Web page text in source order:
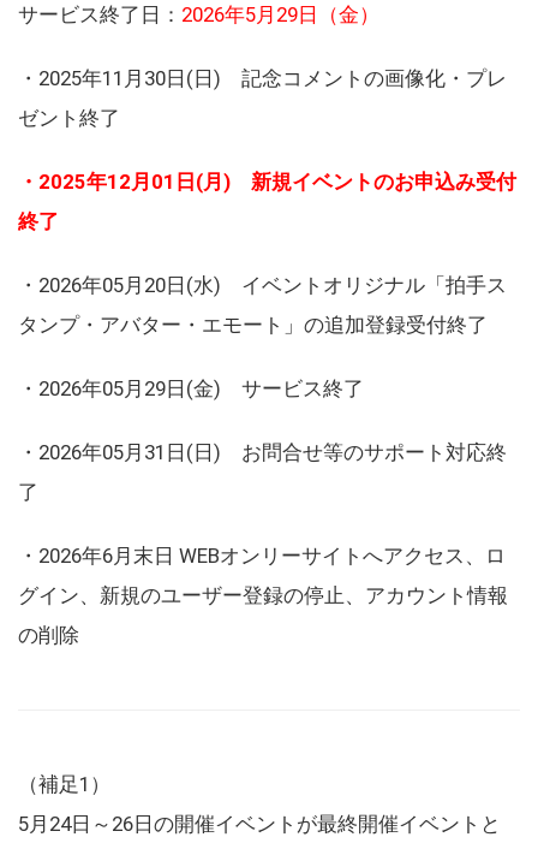
サービス終了日： 2026年5月29日（金）
・2025年11月30日(日) 記念コメントの画像化・プレ
ゼント終了
・2025年12月01日(月) 新規イベントのお申込み受付
終了
・2026年05月20日(水) イベントオリジナル「拍手ス
タンプ・アバター・エモート」の追加登録受付終了
・2026年05月29日(金) サービス終了
・2026年05月31日(日) お問合せ等のサポート対応終
了
・2026年6月末日 WEBオンリーサイトへアクセス、ロ
グイン、新規のユーザー登録の停止、アカウント情報
の削除
（補足1）
5月24日～26日の開催イベントが最終開催イベントと